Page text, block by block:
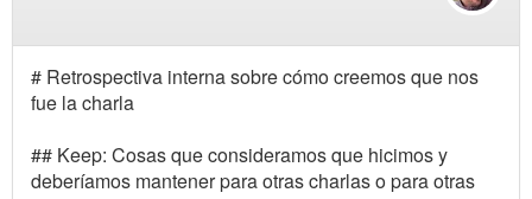
# Retrospectiva interna sobre cómo creemos que nos
fue la charla
## Keep: Cosas que consideramos que hicimos y
deberíamos mantener para otras charlas o para otras